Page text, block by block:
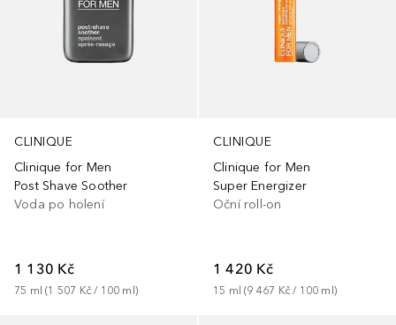
CLINIQUE
Clinique for Men
Post Shave Soother
Voda po holení
1 130 Kč
75 ml (1 507 Kč / 100 ml )
CLINIQUE
Clinique for Men
Super Energizer
Oční roll-on
1 420 Kč
15 ml (9 467 Kč / 100 ml )